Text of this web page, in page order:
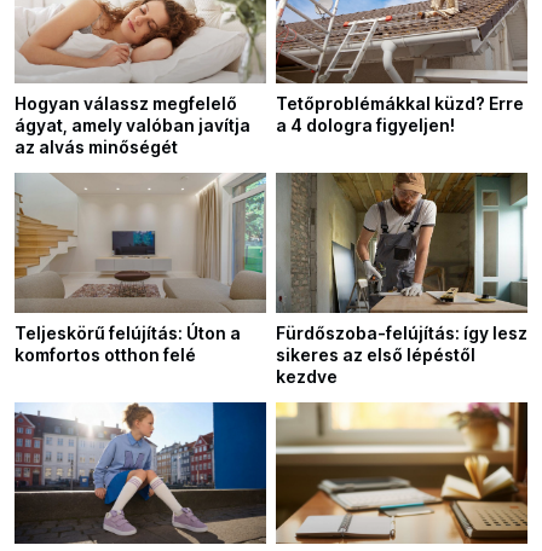
Hogyan válassz megfelelő
ágyat, amely valóban javítja
az alvás minőségét
Tetőproblémákkal küzd? Erre
a 4 dologra figyeljen!
Teljeskörű felújítás: Úton a
komfortos otthon felé
Fürdőszoba-felújítás: így lesz
sikeres az első lépéstől
kezdve